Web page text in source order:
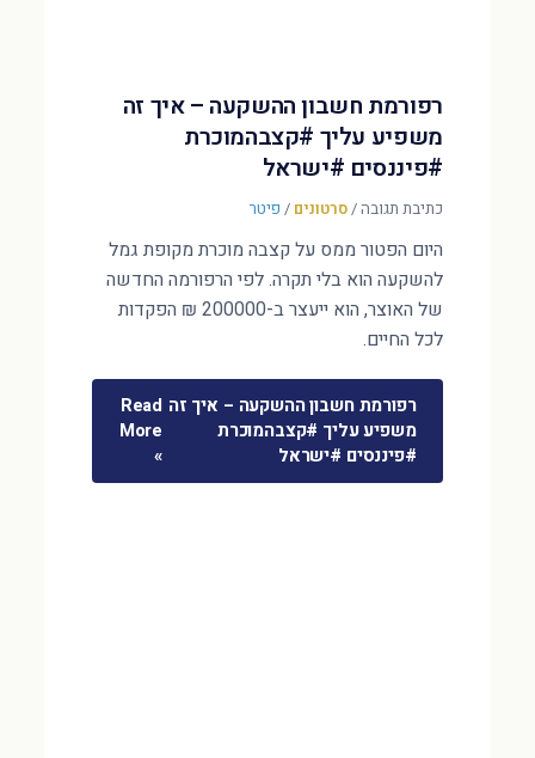
רפורמת חשבון ההשקעה – איך זה
משפיע עליך #קצבהמוכרת
#פיננסים #ישראל
כתיבת תגובה/סרטונים / פיטר
היום הפטור ממס על קצבה מוכרת מקופת גמל
להשקעה הוא בלי תקרה. לפי הרפורמה החדשה
של האוצר, הוא ייעצר ב-200000 ₪ הפקדות
לכל החיים.
רפורמת חשבון ההשקעה – איך זה
משפיע עליך #קצבהמוכרת
#פיננסים #ישראל
Read
More
»